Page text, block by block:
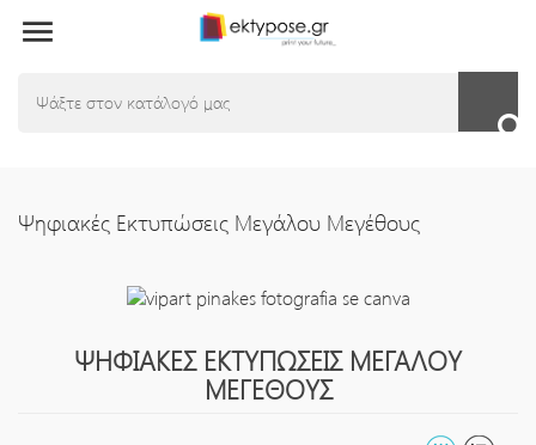

Ψηφιακές Εκτυπώσεις Μεγάλου Μεγέθους
ΨΗΦΙΑΚΈΣ ΕΚΤΥΠΏΣΕΙΣ ΜΕΓΆΛΟΥ
ΜΕΓΈΘΟΥΣ